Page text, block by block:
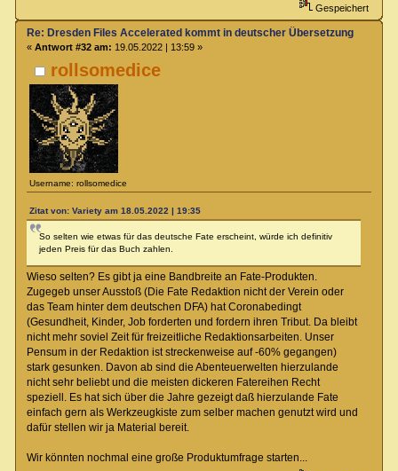
Gespeichert
rollsomedice
Username: rollsomedice
Re: Dresden Files Accelerated kommt in deutscher Übersetzung
« Antwort #32 am: 19.05.2022 | 13:59 »
Zitat von: Variety am 18.05.2022 | 19:35
So selten wie etwas für das deutsche Fate erscheint, würde ich definitiv
jeden Preis für das Buch zahlen.
Wieso selten? Es gibt ja eine Bandbreite an Fate-Produkten.
Zugegeb unser Ausstoß (Die Fate Redaktion nicht der Verein oder
das Team hinter dem deutschen DFA) hat Coronabedingt
(Gesundheit, Kinder, Job forderten und fordern ihren Tribut. Da bleibt
nicht mehr soviel Zeit für freizeitliche Redaktionsarbeiten. Unser
Pensum in der Redaktion ist streckenweise auf -60% gegangen)
stark gesunken. Davon ab sind die Abenteuerwelten hierzulande
nicht sehr beliebt und die meisten dickeren Fatereihen Recht
speziell. Es hat sich über die Jahre gezeigt daß hierzulande Fate
einfach gern als Werkzeugkiste zum selber machen genutzt wird und
dafür stellen wir ja Material bereit.
Wir könnten nochmal eine große Produktumfrage starten...